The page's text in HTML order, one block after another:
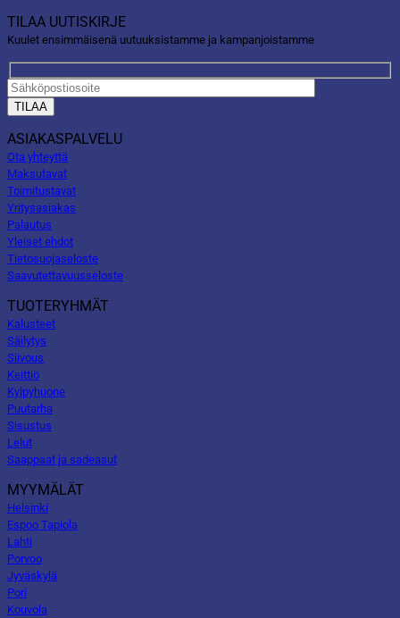
TILAA UUTISKIRJE
Kuulet ensimmäisenä uutuuksistamme ja kampanjoistamme
ASIAKASPALVELU
Ota yhteyttä
Maksutavat
Toimitustavat
Yritysasiakas
Palautus
Yleiset ehdot
Tietosuojaseloste
Saavutettavuusseloste
TUOTERYHMÄT
Kalusteet
Säilytys
Siivous
Keittiö
Kylpyhuone
Puutarha
Sisustus
Lelut
Saappaat ja sadeasut
MYYMÄLÄT
Helsinki
Espoo Tapiola
Lahti
Porvoo
Jyväskylä
Pori
Kouvola